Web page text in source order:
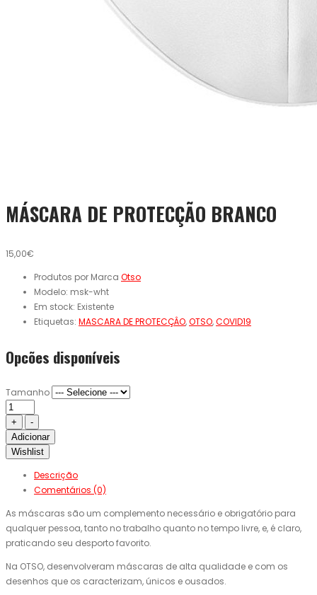
MÁSCARA DE PROTECÇÃO BRANCO
15,00€
Produtos por Marca Otso
Modelo: msk-wht
Em stock: Existente
Etiquetas: MASCARA DE PROTECÇÂO,OTSO,COVID19
Opcões disponíveis
Tamanho
Adicionar
Wishlist
Descrição
Comentários (0)
As máscaras são um complemento necessário e obrigatório para
qualquer pessoa, tanto no trabalho quanto no tempo livre, e, é claro,
praticando seu desporto favorito.
Na OTSO, desenvolveram máscaras de alta qualidade e com os
desenhos que os caracterizam, únicos e ousados.